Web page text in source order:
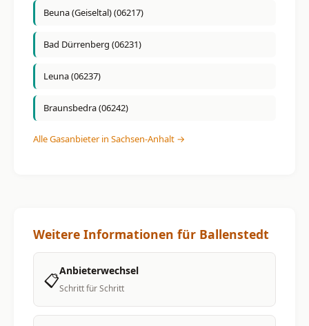
Beuna (Geiseltal) (06217)
Bad Dürrenberg (06231)
Leuna (06237)
Braunsbedra (06242)
Alle Gasanbieter in Sachsen-Anhalt →
Weitere Informationen für Ballenstedt
📋Anbieterwechsel
Schritt für Schritt